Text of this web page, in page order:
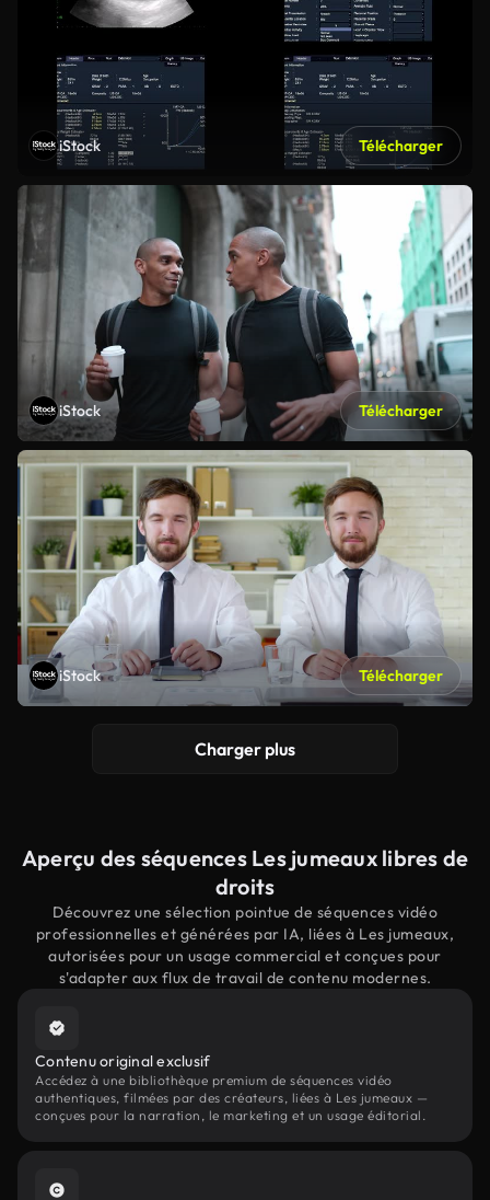
iStock Télécharger
iStock Télécharger
iStock Télécharger
Charger plus
Aperçu des séquences Les jumeaux libres de
droits
Découvrez une sélection pointue de séquences vidéo
professionnelles et générées par IA, liées à Les jumeaux,
autorisées pour un usage commercial et conçues pour
s'adapter aux flux de travail de contenu modernes.
Contenu original exclusif
Accédez à une bibliothèque premium de séquences vidéo
authentiques, filmées par des créateurs, liées à Les jumeaux —
conçues pour la narration, le marketing et un usage éditorial.